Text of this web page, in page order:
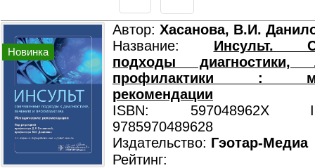
Новинка
Автор: Хасанова, В.И.
Название: Инсульт.
подходы
профилактики :
рекомендации
ISBN: 597048962X
9785970489628
Издательство: Гэотар-Медиа
Рейтинг: